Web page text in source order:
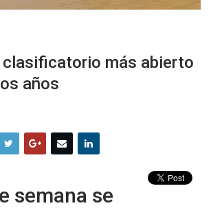
clasificatorio más abierto
años
semana se